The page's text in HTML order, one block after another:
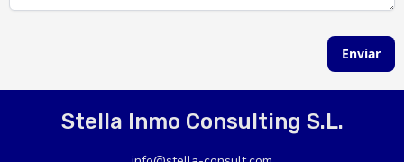
Enviar
Stella Inmo Consulting S.L.